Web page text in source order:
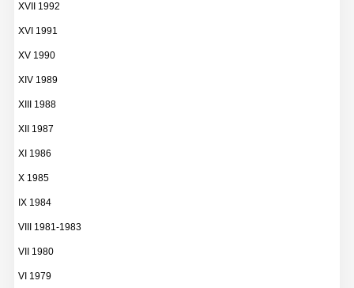
XVII 1992
XVI 1991
XV 1990
XIV 1989
XIII 1988
XII 1987
XI 1986
X 1985
IX 1984
VIII 1981-1983
VII 1980
VI 1979